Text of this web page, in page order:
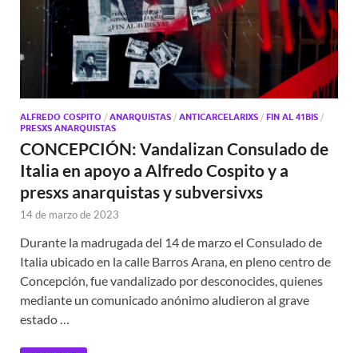
ALFREDO COSPITO / ANARQUISTAS / ANTICARCELARIXS / FIN AL 41BIS /
PRESXS ANARQUISTAS
CONCEPCIÓN: Vandalizan Consulado de
Italia en apoyo a Alfredo Cospito y a
presxs anarquistas y subversivxs
14 de marzo de 2023
Durante la madrugada del 14 de marzo el Consulado de
Italia ubicado en la calle Barros Arana, en pleno centro de
Concepción, fue vandalizado por desconocides, quienes
mediante un comunicado anónimo aludieron al grave
estado …